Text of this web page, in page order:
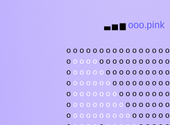
▃ ▅ ▆ ooo.pink
o o o o o o o o o o o o o o o o
o o o o o o o o o o o o o o o o
o o o o o o o o o o o o o o o o
o o o o o o o o o o o o o o o o
o o o o o o o o o o o o o o o o
o o o o o o o o o o o o o o o o
o o o o o o o o o o o o o o o o